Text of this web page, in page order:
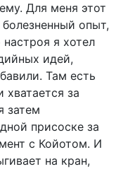
Для меня этот
опыт,
настроя я хотел
идей,
Там есть
хватается за
затем
присоске за
с Койотом. И
на кран,